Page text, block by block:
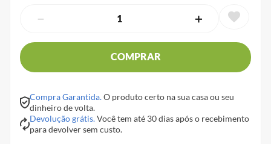
＋
－
COMPRAR
Compra Garantida.O produto certo na sua casa ou seu
dinheiro de volta.
Devolução grátis.Você tem até 30 dias após o recebimento
para devolver sem custo.